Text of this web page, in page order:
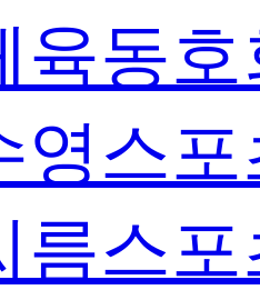
육동
영스
름스